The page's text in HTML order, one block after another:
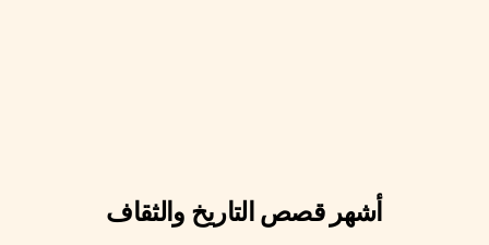
أشهر قصص التاريخ والثقاف